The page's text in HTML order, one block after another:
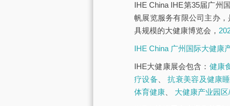
IHE China IHE第35届广州
帆展览服务有限公司主办，
具规模的大健康博览会，
IHE China 广州国际大健康
IHE大健康展会包含： 健康
疗设备 、抗衰美容及健康
体育健康
大健康产业园